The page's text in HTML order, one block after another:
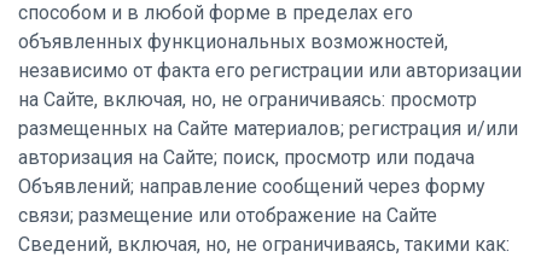
способом и в любой форме в пределах его
объявленных функциональных возможностей,
независимо от факта его регистрации или авторизации
на Сайте, включая, но, не ограничиваясь: просмотр
размещенных на Сайте материалов; регистрация и/или
авторизация на Сайте; поиск, просмотр или подача
Объявлений; направление сообщений через форму
связи; размещение или отображение на Сайте
Сведений, включая, но, не ограничиваясь, такими как: